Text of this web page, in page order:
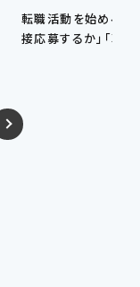
転職活動を始めると
接応募するか」「転